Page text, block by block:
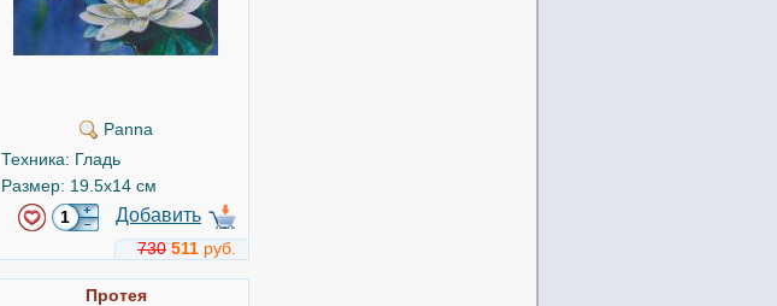
Panna
Техника: Гладь
Размер: 19.5x14 см
Добавить
730 511 руб.
Протея